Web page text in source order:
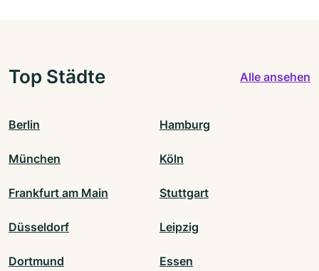
Top Städte Alle ansehen
Berlin Hamburg
München Köln
Frankfurt am Main Stuttgart
Düsseldorf Leipzig
Dortmund Essen